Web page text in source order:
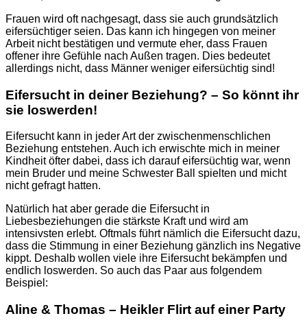
Frauen wird oft nachgesagt, dass sie auch grundsätzlich
eifersüchtiger seien. Das kann ich hingegen von meiner
Arbeit nicht bestätigen und vermute eher, dass Frauen
offener ihre Gefühle nach Außen tragen. Dies bedeutet
allerdings nicht, dass Männer weniger eifersüchtig sind!
Eifersucht in deiner Beziehung? – So könnt ihr
sie loswerden!
Eifersucht kann in jeder Art der zwischenmenschlichen
Beziehung entstehen. Auch ich erwischte mich in meiner
Kindheit öfter dabei, dass ich darauf eifersüchtig war, wenn
mein Bruder und meine Schwester Ball spielten und micht
nicht gefragt hatten.
Natürlich hat aber gerade die Eifersucht in
Liebesbeziehungen die stärkste Kraft und wird am
intensivsten erlebt. Oftmals führt nämlich die Eifersucht dazu,
dass die Stimmung in einer Beziehung gänzlich ins Negative
kippt. Deshalb wollen viele ihre Eifersucht bekämpfen und
endlich loswerden. So auch das Paar aus folgendem
Beispiel:
Aline & Thomas – Heikler Flirt auf einer Party